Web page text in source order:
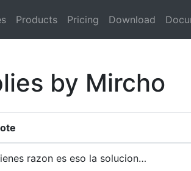
Products Pricing Download
by Mircho
razon es eso la solucion…